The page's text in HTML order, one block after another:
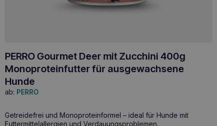
PERRO Gourmet Deer mit Zucchini 400g
Monoproteinfutter für ausgewachsene
Hunde
ab: PERRO
Getreidefrei und Monoproteinformel – ideal für Hunde mit
Futtermittelallergien und Verdauungsproblemen.